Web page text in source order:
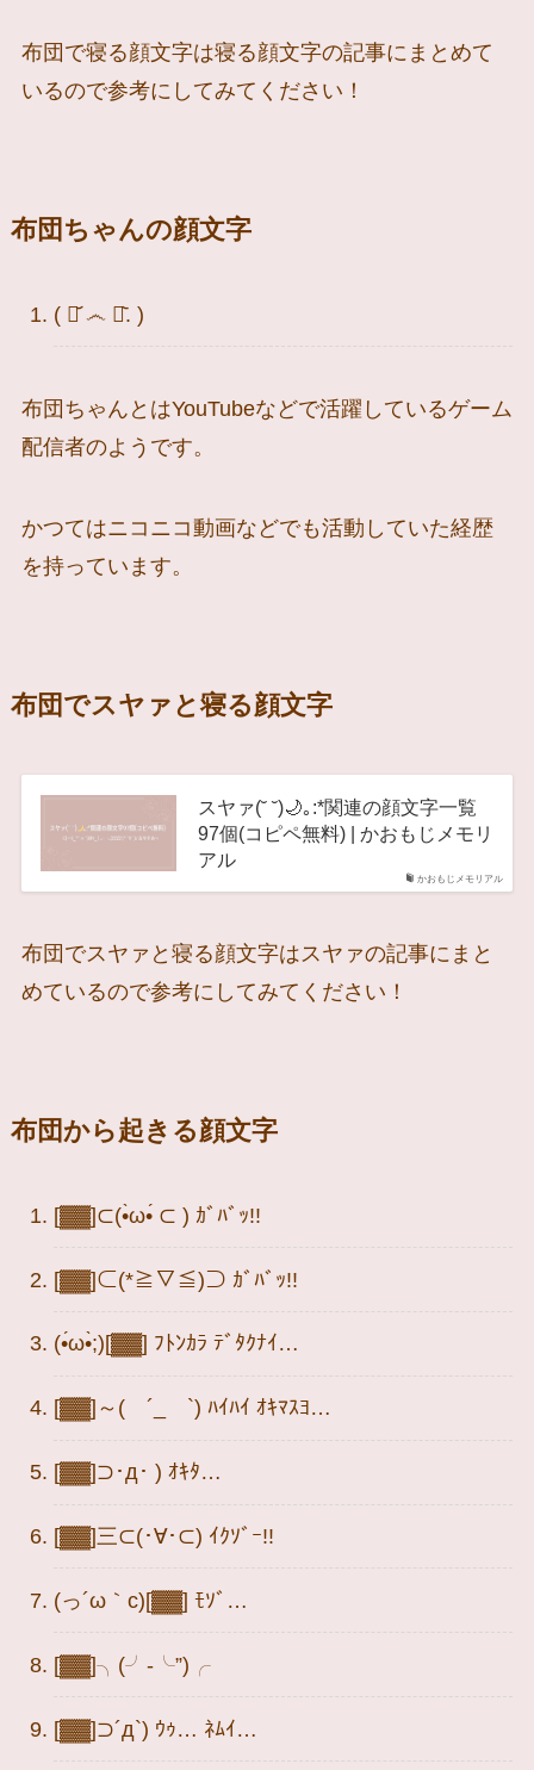
布団で寝る顔文字は寝る顔文字の記事にまとめて
いるので参考にしてみてください！
布団ちゃんの顔文字
( ･᷄ ෴ ･᷅. )
布団ちゃんとはYouTubeなどで活躍しているゲーム
配信者のようです。
かつてはニコニコ動画などでも活動していた経歴
を持っています。
布団でスヤァと寝る顔文字
かおもじメモリアル
スヤァ(˘ ˘)🌙｡:*関連の顔文字一覧
97個(コピペ無料) | かおもじメモリ
アル
布団でスヤァと寝る顔文字はスヤァの記事にまと
めているので参考にしてみてください！
布団から起きる顔文字
[▓▓]⊂(•̀ω•́ ⊂ ) ｶﾞﾊﾞｯ!!
[▓▓]⊂(*≧▽≦)⊃ ｶﾞﾊﾞｯ!!
(•́ω•̀;)[▓▓] ﾌﾄﾝｶﾗ ﾃﾞﾀｸﾅｲ…
[▓▓]～( ´_ゝ`) ﾊｲﾊｲ ｵｷﾏｽﾖ…
[▓▓]⊃･д･ ) ｵｷﾀ…
[▓▓]三⊂(･∀･⊂) ｲｸｿﾞｰ!!
(っ´ω｀c)[▓▓] ﾓｿﾞ…
[▓▓]╮(╯-╰”)╭
[▓▓]⊃´д`) ｳｩ… ﾈﾑｲ…